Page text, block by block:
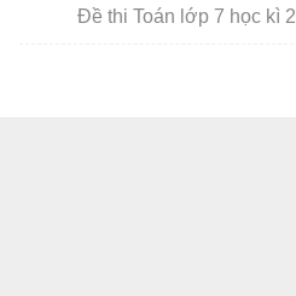
Đề thi Toán lớp 7 học kì 2